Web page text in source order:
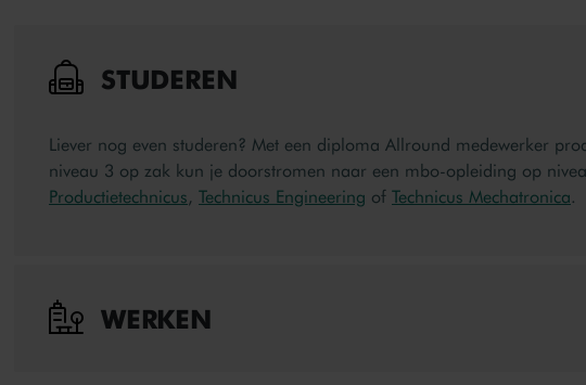
STUDEREN
Liever nog even studeren? Met een diploma Allround medewerker
niveau 3 op zak kun je doorstromen naar een mbo-opleiding op
Productietechnicus, Technicus Engineering of Technicus Mechatronica.
WERKEN